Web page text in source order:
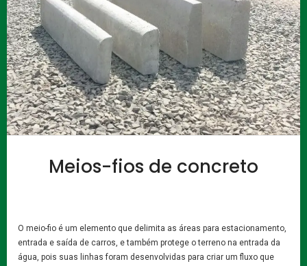
Meios-fios de concreto
O meio-fio é um elemento que delimita as áreas para estacionamento,
entrada e saída de carros, e também protege o terreno na entrada da
água, pois suas linhas foram desenvolvidas para criar um fluxo que